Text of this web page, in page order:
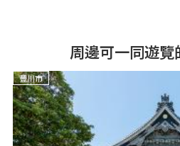
周邊可一同遊
豐川市